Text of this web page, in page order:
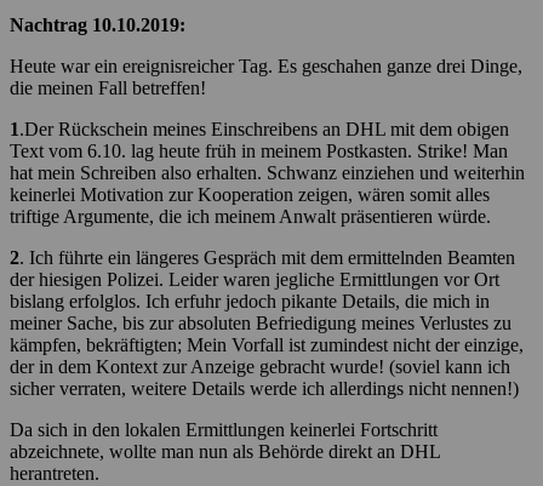
Nachtrag 10.10.2019:
Heute war ein ereignisreicher Tag. Es geschahen ganze drei Dinge,
die meinen Fall betreffen!
1.Der Rückschein meines Einschreibens an DHL mit dem obigen
Text vom 6.10. lag heute früh in meinem Postkasten. Strike! Man
hat mein Schreiben also erhalten. Schwanz einziehen und weiterhin
keinerlei Motivation zur Kooperation zeigen, wären somit alles
triftige Argumente, die ich meinem Anwalt präsentieren würde.
2. Ich führte ein längeres Gespräch mit dem ermittelnden Beamten
der hiesigen Polizei. Leider waren jegliche Ermittlungen vor Ort
bislang erfolglos. Ich erfuhr jedoch pikante Details, die mich in
meiner Sache, bis zur absoluten Befriedigung meines Verlustes zu
kämpfen, bekräftigten; Mein Vorfall ist zumindest nicht der einzige,
der in dem Kontext zur Anzeige gebracht wurde! (soviel kann ich
sicher verraten, weitere Details werde ich allerdings nicht nennen!)
Da sich in den lokalen Ermittlungen keinerlei Fortschritt
abzeichnete, wollte man nun als Behörde direkt an DHL
herantreten.